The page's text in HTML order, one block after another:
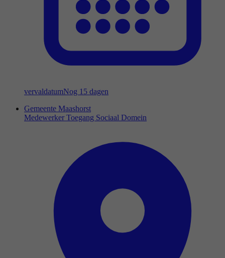
vervaldatumNog 15 dagen
Gemeente Maashorst
Medewerker Toegang Sociaal Domein